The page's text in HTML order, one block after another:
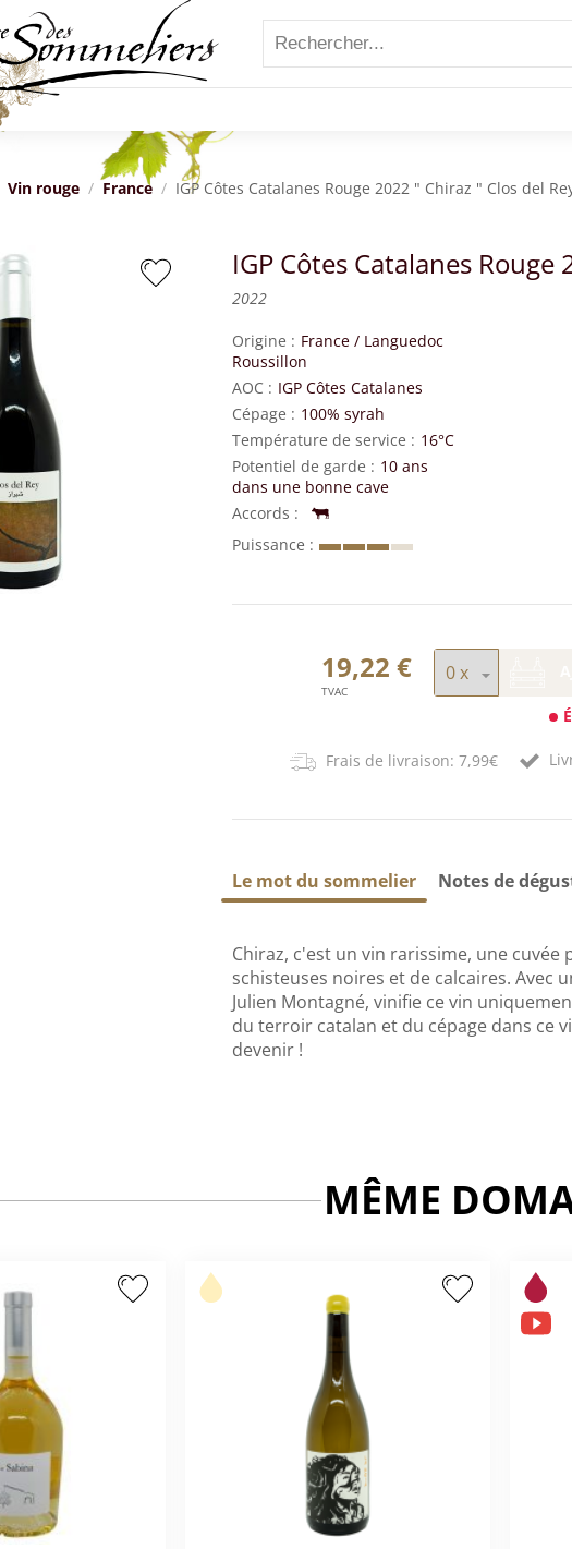
Vin rouge France IGP Côtes Catalanes Rouge 2022 " Chiraz " Clos del
IGP Côtes Catalanes
2022
Origine France / Languedoc
Roussillon
AOC
IGP Côtes Catalanes
Cépage
100% syrah
Température de service
16°C
Potentiel de garde
10 ans
dans une bonne cave
Accords
Puissance
19,22 €
TVAC
Frais de livraison: 7,99€
Le mot du sommelier Notes de
Chiraz, c'est un vin rarissime, une
schisteuses noires et de calcaires. Avec
Julien Montagné, vinifie ce vin
du terroir catalan et du cépage dans ce
devenir !
MÊME